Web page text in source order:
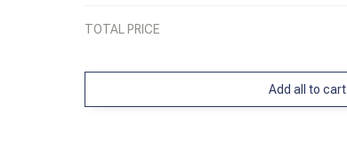
TOTAL PRICE
Add all to cart